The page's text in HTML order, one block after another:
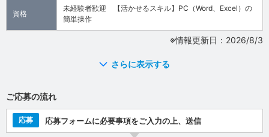
資格
未経験者歓迎 【活かせるスキル】PC（Word、Excel）の
簡単操作
※情報更新日：2026/8/3
さらに表示する
ご応募の流れ
応募 応募フォームに必要事項をご入力の上、送信